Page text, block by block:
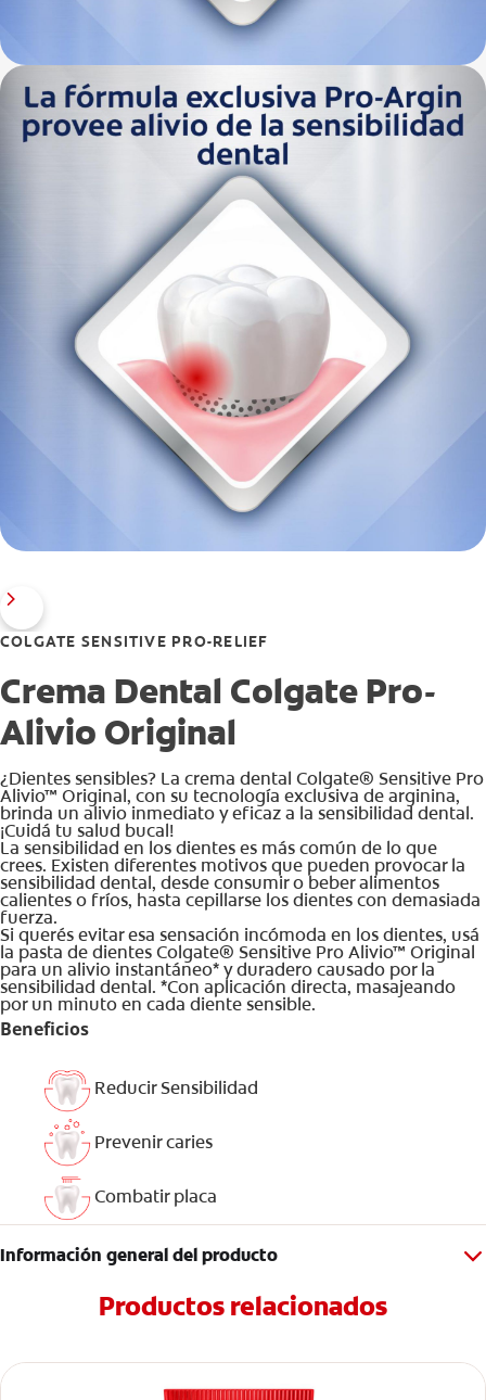
COLGATE SENSITIVE PRO-RELIEF
Crema Dental Colgate Pro-
Alivio Original
¿Dientes sensibles? La crema dental Colgate® Sensitive Pro
Alivio™ Original, con su tecnología exclusiva de arginina,
brinda un alivio inmediato y eficaz a la sensibilidad dental.
¡Cuidá tu salud bucal!
La sensibilidad en los dientes es más común de lo que
crees. Existen diferentes motivos que pueden provocar la
sensibilidad dental, desde consumir o beber alimentos
calientes o fríos, hasta cepillarse los dientes con demasiada
fuerza.
Si querés evitar esa sensación incómoda en los dientes, usá
la pasta de dientes Colgate® Sensitive Pro Alivio™ Original
para un alivio instantáneo* y duradero causado por la
sensibilidad dental. *Con aplicación directa, masajeando
por un minuto en cada diente sensible.
Beneficios
Reducir Sensibilidad
Prevenir caries
Combatir placa
Información general del producto
Productos relacionados